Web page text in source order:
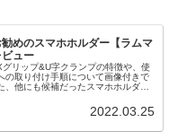
めのスマホホルダー【ラムマ
ュー
リップ&U字クランプの特徴や、使
の取り付け手順について画像付きで
、他にも候補だったスマホホルダー
2022.03.25